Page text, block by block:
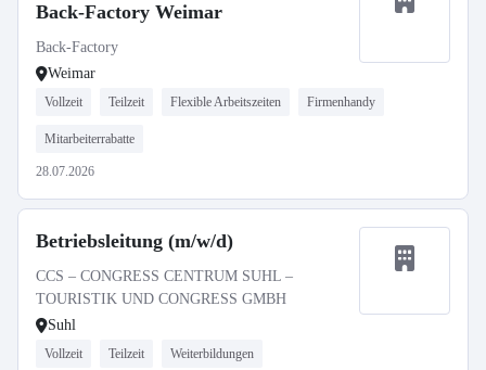
Back-Factory Weimar
Back-Factory
Weimar
Vollzeit Teilzeit Flexible Arbeitszeiten Firmenhandy
Mitarbeiterrabatte
28.07.2026
Betriebsleitung (m/w/d)
CCS – CONGRESS CENTRUM SUHL –
TOURISTIK UND CONGRESS GMBH
Suhl
Vollzeit Teilzeit Weiterbildungen